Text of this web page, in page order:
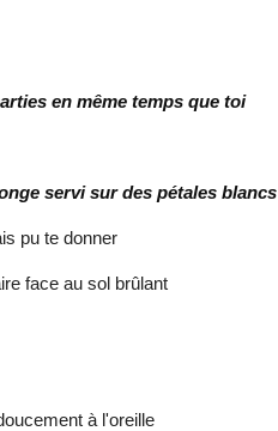
en même temps que toi
servi sur des pétales blancs
pu te donner
face au sol brûlant
à l'oreille